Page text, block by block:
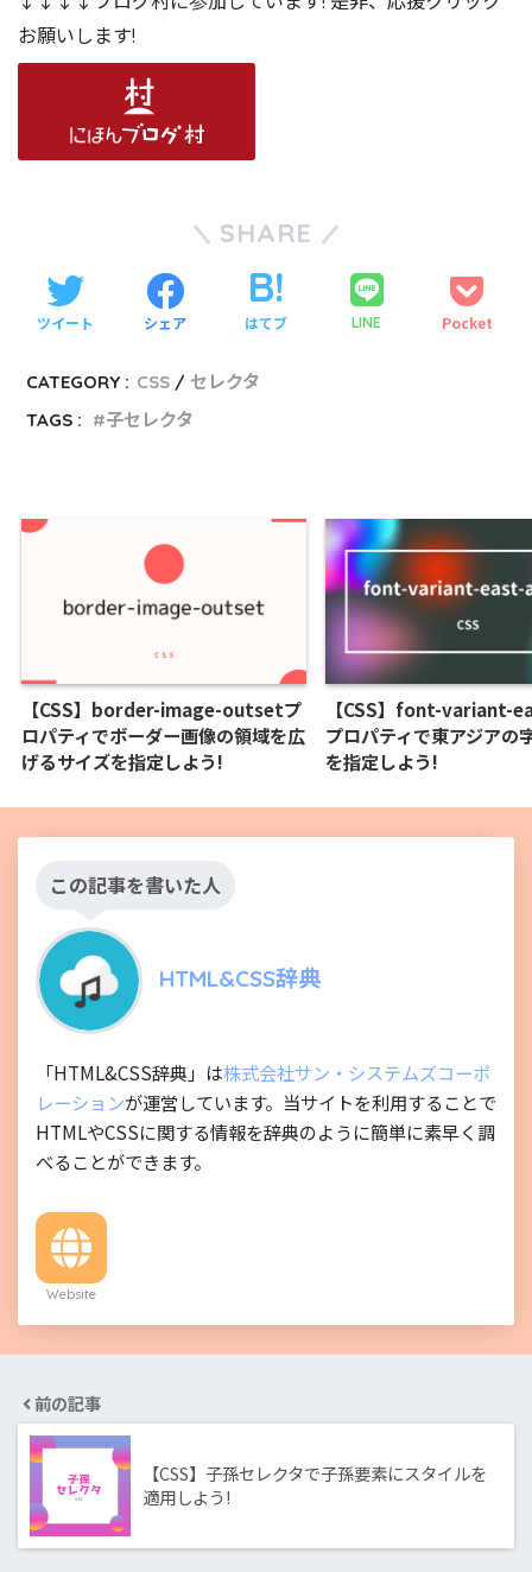
お願いします!
SHARE
ツイート シェア はてブ LINE Pocket
CATEGORY : CSS
セレクタ
TAGS :
子セレクタ
【CSS】border-image-outsetプ
ロパティでボーダー画像の領域を広
げるサイズを指定しよう!
【CSS】font-variant-
プロパティで東アジアの
を指定しよう!
この記事を書いた人
HTML&CSS辞典
「HTML&CSS辞典」は株式会社サン・システムズコーポ
レーションが運営しています。当サイトを利用することで
HTMLやCSSに関する情報を辞典のように簡単に素早く調
べることができます。
Website
前の記事
【CSS】子孫セレクタで子孫要素にスタイルを
適用しよう!